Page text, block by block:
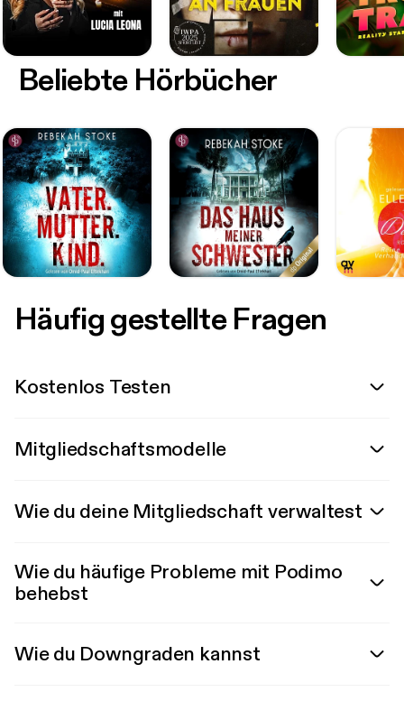
Beliebte Hörbücher
Häufig gestellte Fragen
Kostenlos Testen
Mitgliedschaftsmodelle
Wie du deine Mitgliedschaft verwaltest
Wie du häufige Probleme mit Podimo
behebst
Wie du Downgraden kannst